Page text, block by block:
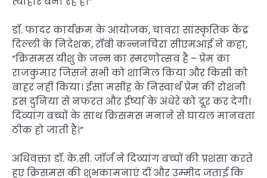
डॉ. फादर कार्यक्रम के आयोजक, चावरा सांस्कृतिक केंद्र
दिल्ली के निदेशक, रॉबी कन्ननचिरा सीएमआई ने कहा,
“क्रिसमस यीशु के जन्म का स्मरणोत्सव है – प्रेम का
राजकुमार जिसने सभी को शामिल किया और किसी को
बाहर नहीं किया। ईसा मसीह के निस्वार्थ प्रेम की रोशनी
इस दुनिया से नफरत और ईर्ष्या के अंधेरे को दूर कर देगी।
दिव्यांग बच्चों के साथ क्रिसमस मनाने से घायल मानवता
ठीक हो जाती है।”
अधिवक्ता डॉ. के.सी. जॉर्ज ने दिव्यांग बच्चों की प्रशंसा करते
हुए क्रिसमस की शुभकामनाएं दीं और उम्मीद जताई कि